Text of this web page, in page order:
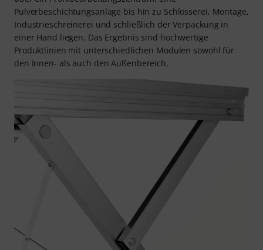
Pulverbeschichtungsanlage bis hin zu Schlosserei, Montage,
Industrieschreinerei und schließlich der Verpackung in
einer Hand liegen. Das Ergebnis sind hochwertige
Produktlinien mit unterschiedlichen Modulen sowohl für
den Innen- als auch den Außenbereich.